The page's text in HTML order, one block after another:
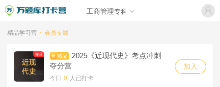
工商管理专科
精品学习营 · 会员专属
2025《近现代史》考点冲刺
夺分营
今日 0 人已打卡
加入